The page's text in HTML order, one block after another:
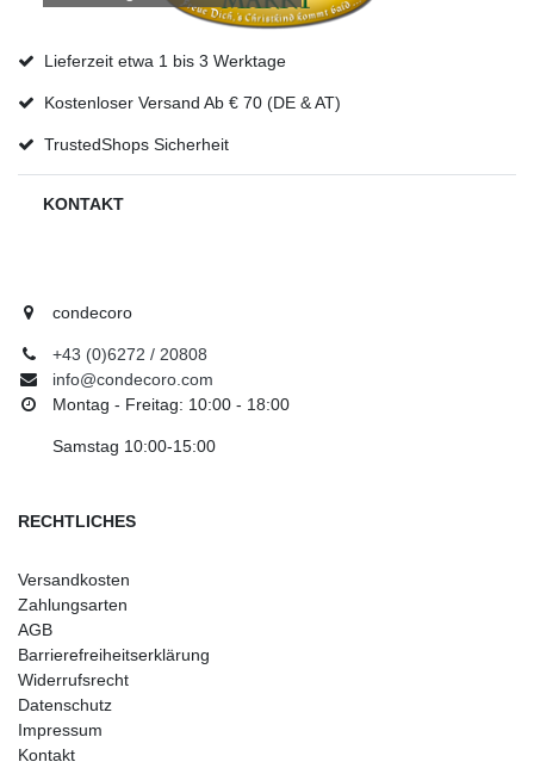
Lieferzeit etwa 1 bis 3 Werktage
Kostenloser Versand Ab € 70 (DE & AT)
TrustedShops Sicherheit
KONTAKT
condecoro
+43 (0)6272 / 20808
info@condecoro.com
Montag - Freitag: 10:00 - 18:00
Samstag 10:00-15:00
RECHTLICHES
Versandkosten
Zahlungsarten
AGB
Barrierefreiheitserklärung
Widerrufsrecht
Datenschutz
Impressum
Kontakt